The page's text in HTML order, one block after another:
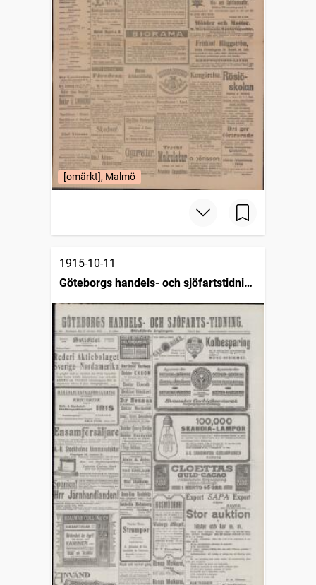
[omärkt], Malmö
1915-10-11
Göteborgs handels- och sjöfartstidning
(1832)